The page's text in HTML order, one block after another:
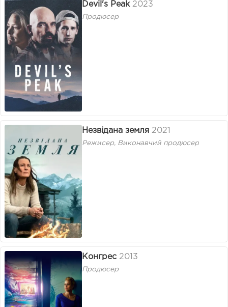
Devil's Peak 2023
Продюсер
Незвідана земля 2021
Режисер, Виконавчий продюсер
Конгрес 2013
Продюсер